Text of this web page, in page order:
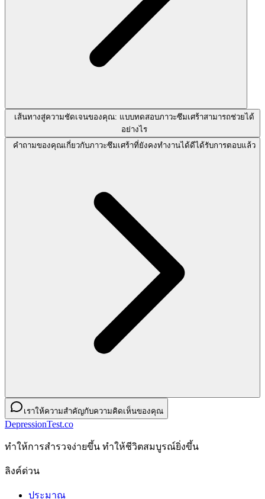
เส้นทางสู่ความชัดเจนของคุณ: แบบทดสอบภาวะซึมเศร้าสามารถช่วยได้
อย่างไร
คำถามของคุณเกี่ยวกับภาวะซึมเศร้าที่ยังคงทำงานได้ดีได้รับการตอบแล้ว
เราให้ความสำคัญกับความคิดเห็นของคุณ
DepressionTest.co
ทําให้การสํารวจง่ายขึ้น ทําให้ชีวิตสมบูรณ์ยิ่งขึ้น
ลิงค์ด่วน
ประมาณ